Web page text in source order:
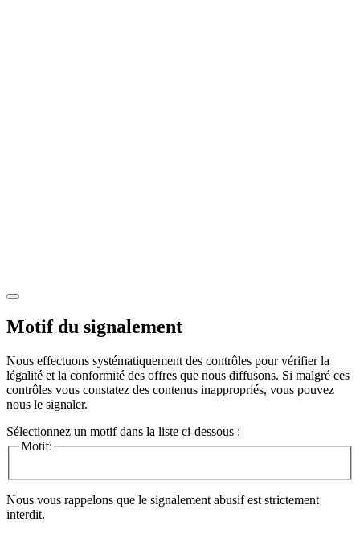
Motif du signalement
Nous effectuons systématiquement des contrôles pour vérifier la
légalité et la conformité des offres que nous diffusons. Si malgré ces
contrôles vous constatez des contenus inappropriés, vous pouvez
nous le signaler.
Sélectionnez un motif dans la liste ci-dessous :
Motif:
Nous vous rappelons que le signalement abusif est strictement
interdit.